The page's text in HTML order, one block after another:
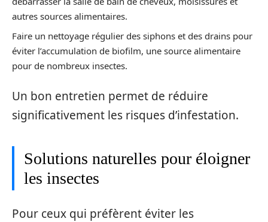
autres sources alimentaires.
Faire un nettoyage régulier des siphons et des drains pour
éviter l’accumulation de biofilm, une source alimentaire
pour de nombreux insectes.
Un bon entretien permet de réduire
significativement les risques d’infestation.
Solutions naturelles pour éloigner
les insectes
Pour ceux qui préfèrent éviter les